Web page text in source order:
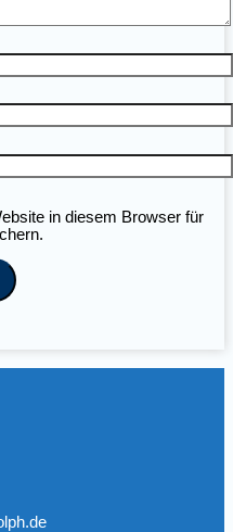
in diesem Browser für